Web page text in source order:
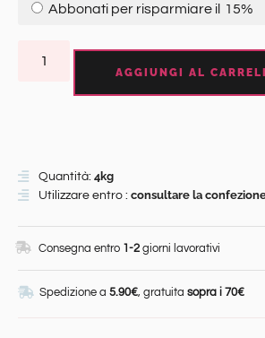
Abbonati per risparmiare il 15%
AGGIUNGI AL
Quantità: 4kg
Utilizzare entro : consultare la
Consegna entro 1-2 giorni lavorativi
Spedizione a 5.90€, gratuita sopra i 70€